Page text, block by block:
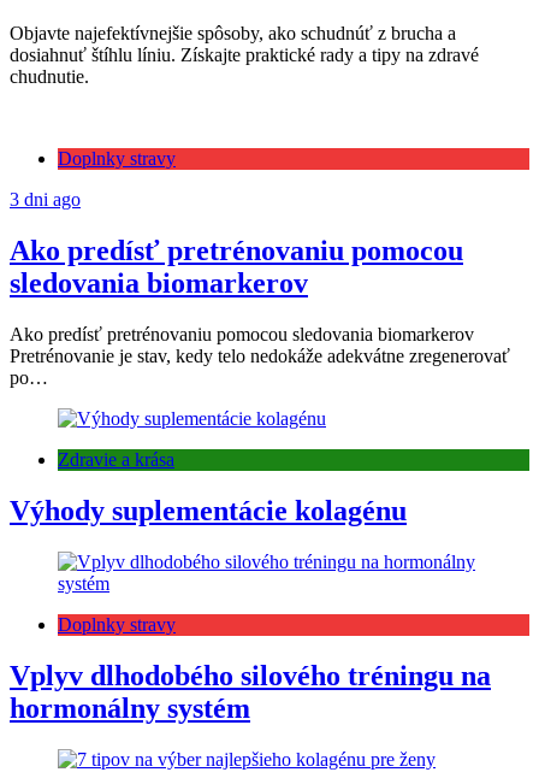
Objavte najefektívnejšie spôsoby, ako schudnúť z brucha a
dosiahnuť štíhlu líniu. Získajte praktické rady a tipy na zdravé
chudnutie.
Doplnky stravy
3 dni ago
Ako predísť pretrénovaniu pomocou
sledovania biomarkerov
Ako predísť pretrénovaniu pomocou sledovania biomarkerov
Pretrénovanie je stav, kedy telo nedokáže adekvátne zregenerovať
po…
Zdravie a krása
Výhody suplementácie kolagénu
Doplnky stravy
Vplyv dlhodobého silového tréningu na
hormonálny systém